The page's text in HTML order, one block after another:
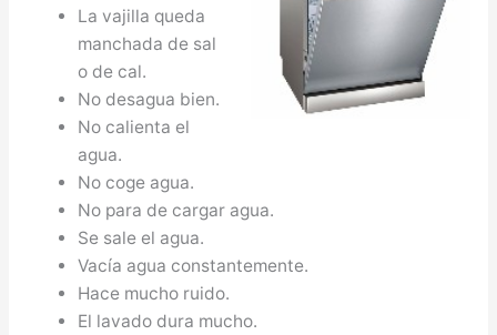
La vajilla queda
manchada de sal
o de cal.
No desagua bien.
No calienta el
agua.
No coge agua.
No para de cargar agua.
Se sale el agua.
Vacía agua constantemente.
Hace mucho ruido.
El lavado dura mucho.